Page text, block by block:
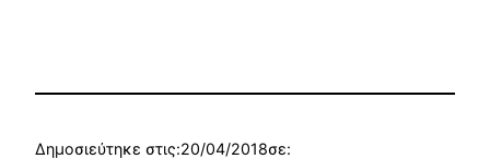
Δημοσιεύτηκε στις:20/04/2018σε: